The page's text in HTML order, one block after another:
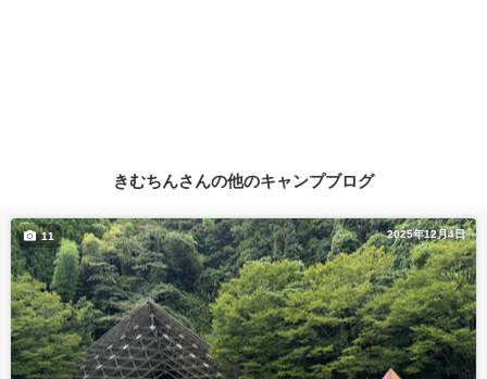
きむちんさんの他のキャンプブログ
2025年12月4日
11